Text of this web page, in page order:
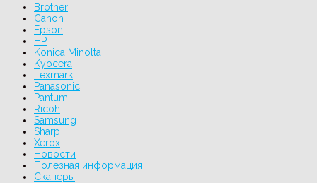
Brother
Canon
Epson
HP
Konica Minolta
Kyocera
Lexmark
Panasonic
Pantum
Ricoh
Samsung
Sharp
Xerox
Новости
Полезная информация
Сканеры